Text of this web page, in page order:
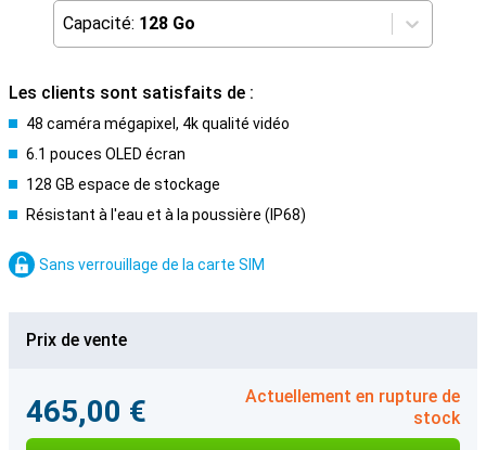
Capacité: 128 Go
Les clients sont satisfaits de :
48 caméra mégapixel, 4k qualité vidéo
6.1 pouces OLED écran
128 GB espace de stockage
Résistant à l'eau et à la poussière (IP68)
Sans verrouillage de la carte SIM
Prix de vente
465,00 €
Actuellement en rupture de
stock